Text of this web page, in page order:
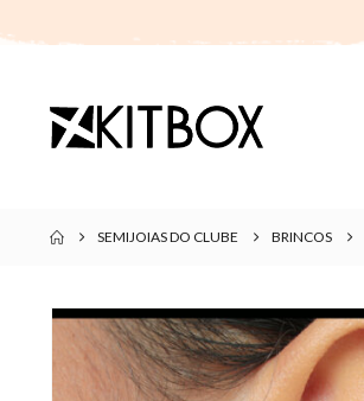
SEMIJOIAS DO CLUBE BRINCOS